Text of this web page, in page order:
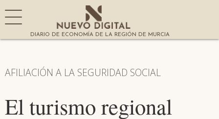
DIARIO DE ECONOMÍA DE LA REGIÓN DE MURCIA
AFILIACIÓN A LA SEGURIDAD SOCIAL
El turismo regional